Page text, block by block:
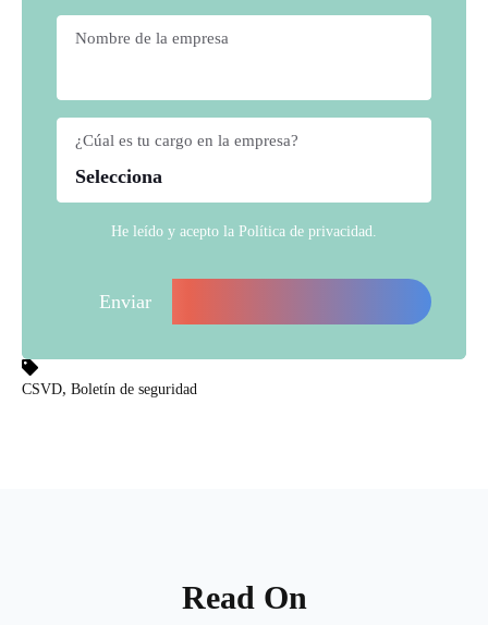
Nombre de la empresa
¿Cúal es tu cargo en la empresa?
He leído y acepto la Política de privacidad
CSVD, Boletín de seguridad
Read On